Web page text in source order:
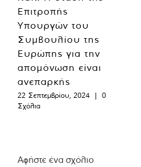
Επιτροπής
Υπουργών του
Συμβουλίου της
Ευρώπης για την
απομόνωση είναι
ανεπαρκής
22 Σεπτεμβρίου, 2024 |
0
Σχόλια
Αφήστε ένα σχόλιο